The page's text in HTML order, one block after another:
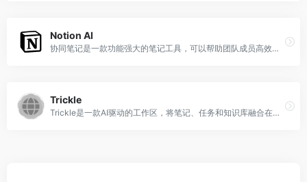
Notion AI
协同笔记是一款功能强大的笔记工具，可以帮助团队成员高效协作。它具有丰富的编辑功能，支持多人实时编辑、评论和分享。优势包括简洁易用的界面、多平台兼容、强大的搜索功能和灵活的组织方式。该产品定价灵活，提供免费和付费版本。定位于提升团队协作效率和知识管理。
Trickle
Trickle是一款AI驱动的工作区，将笔记、任务和知识库融合在一起，帮助您更智能、更快速地工作。Trickle提供了统一的平台，将您的文档、笔记、数据库等整合到一个集中的中心，以提升工作效率。Trickle还通过AI技术，将任务、笔记和其他工作流元素与GPT-4的强大功能结合，激发您的创造力，启发新思路。不论是团队合作还是个人使用，Trickle都能解决各种问题，适应各种技能水平的人群。